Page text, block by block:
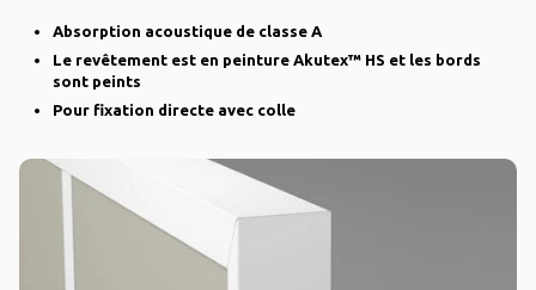
Absorption acoustique de classe A
Le revêtement est en peinture Akutex™ HS et les bords
sont peints
Pour fixation directe avec colle